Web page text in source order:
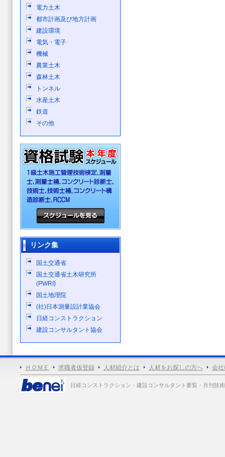
電力土木
都市計画及び地方計画
建設環境
電気・電子
機械
農業土木
森林土木
トンネル
水産土木
鉄道
その他
リンク集
国土交通省
国土交通省土木研究所
(PWRI)
国土地理院
(社)日本測量設計業協会
日経コンストラクション
建設コンサルタント協会
ＨＯＭＥ 求職者仮登録 人材紹介とは 人材をお探しの方へ 会
日経コンストラクション・建設コンサルタント要覧・月刊